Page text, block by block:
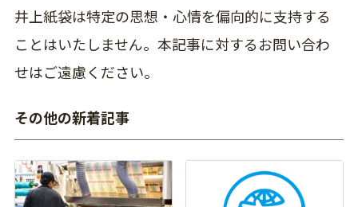
井上紙袋は特定の思想・心情を偏向的に支持する
ことはいたしません。本記事に対するお問い合わ
せはご遠慮ください。
その他の新着記事